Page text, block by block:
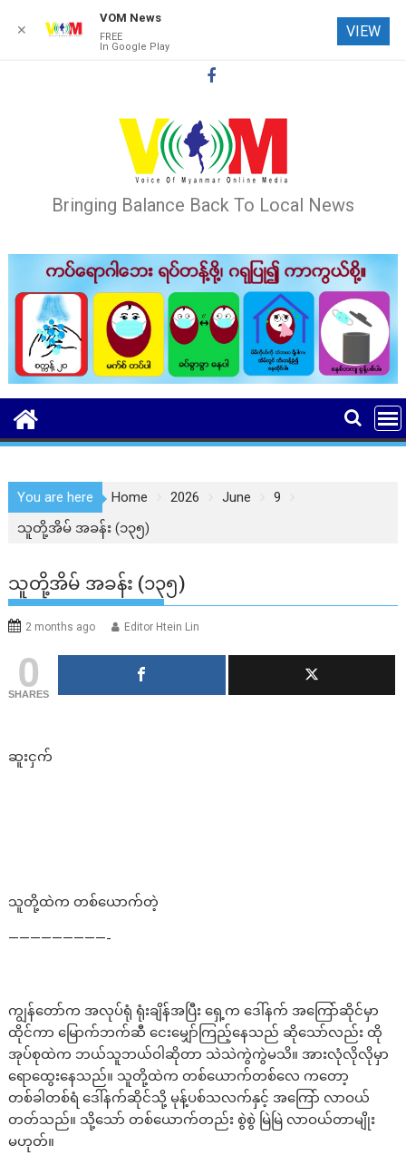
Bringing Balance Back To Local News
You are here Home 2026 June
9
သူတို့အိမ် အခန်း (၁၃၅)
သူတို့အိမ် အခန်း (၁၃၅)
2 months ago Editor Htein Lin
0
SHARES
ဆူးငှက်
သူတို့ထဲက တစ်ယောက်တဲ့
—————————-
ကျွန်တော်က အလုပ်ရုံ ရုံးချိန်အပြီး ရှေ့က ဒေါ်နက် အကြော်ဆိုင်မှာ
ထိုင်ကာ မြောက်ဘက်ဆီ ငေးမျှော်ကြည့်နေသည် ဆိုသော်လည်း ထို
အုပ်စုထဲက ဘယ်သူဘယ်ဝါဆိုတာ သဲသဲကွဲကွဲမသိ။ အားလုံလိုလိုမှာ
ရောထွေးနေသည်။ သူတို့ထဲက တစ်ယောက်တစ်လေ ကတော့
တစ်ခါတစ်ရံ ဒေါ်နက်ဆိုင်သို့ မုန့်ပစ်သလက်နှင့် အကြော် လာဝယ်
တတ်သည်။ သို့သော် တစ်ယောက်တည်း စွဲစွဲ မြဲမြဲ လာဝယ်တာမျိုး
မဟုတ်။
✕
VOM News
FREE
In Google Play
VIEW